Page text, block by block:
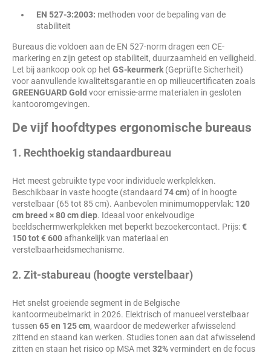
EN 527-3:2003: methoden voor de bepaling van de
stabiliteit
Bureaus die voldoen aan de EN 527-norm dragen een CE-
markering en zijn getest op stabiliteit, duurzaamheid en veiligheid.
Let bij aankoop ook op het GS-keurmerk (Geprüfte Sicherheit)
voor aanvullende kwaliteitsgarantie en op milieucertificaten zoals
GREENGUARD Gold voor emissie-arme materialen in gesloten
kantooromgevingen.
De vijf hoofdtypes ergonomische bureaus
1. Rechthoekig standaardbureau
Het meest gebruikte type voor individuele werkplekken.
Beschikbaar in vaste hoogte (standaard 74 cm) of in hoogte
verstelbaar (65 tot 85 cm). Aanbevolen minimumoppervlak: 120
cm breed × 80 cm diep. Ideaal voor enkelvoudige
beeldschermwerkplekken met beperkt bezoekercontact. Prijs:€
150 tot € 600afhankelijk van materiaal en
verstelbaarheidsmechanisme.
2. Zit-stabureau (hoogte verstelbaar)
Het snelst groeiende segment in de Belgische
kantoormeubelmarkt in 2026. Elektrisch of manueel verstelbaar
tussen 65 en 125 cm, waardoor de medewerker afwisselend
zittend en staand kan werken. Studies tonen aan dat afwisselend
zitten en staan het risico op MSA met 32%vermindert en de focus